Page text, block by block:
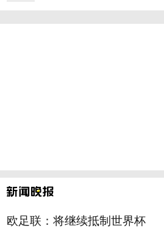
欧足联：将继续抵制世界杯